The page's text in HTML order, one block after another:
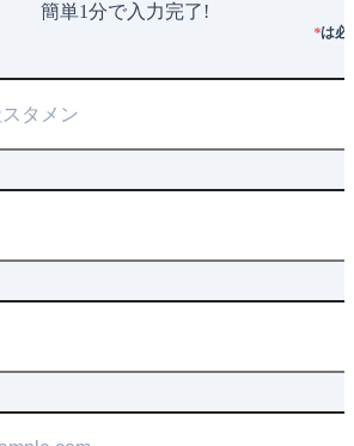
簡単1分で入力完了!
*は必